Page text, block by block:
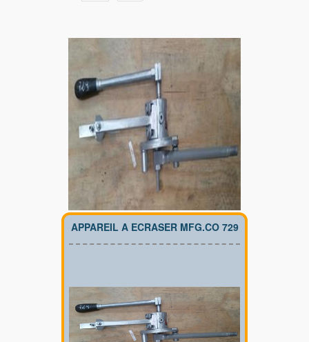
APPAREIL A ECRASER MFG.CO 729